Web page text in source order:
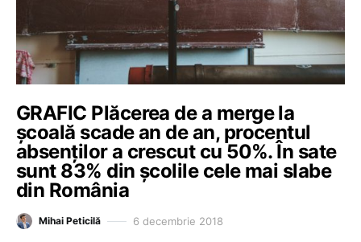
GRAFIC Plăcerea de a merge la
școală scade an de an, procentul
absenților a crescut cu 50%. În sate
sunt 83% din școlile cele mai slabe
din România
Mihai Peticilă 6 decembrie 2018